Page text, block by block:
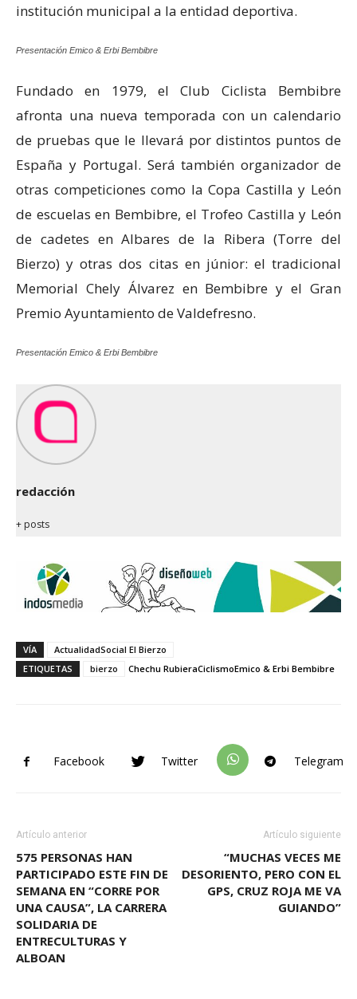
institución municipal a la entidad deportiva.
Presentación Emico & Erbi Bembibre
Fundado en 1979, el Club Ciclista Bembibre
afronta una nueva temporada con un calendario
de pruebas que le llevará por distintos puntos de
España y Portugal. Será también organizador de
otras competiciones como la Copa Castilla y León
de escuelas en Bembibre, el Trofeo Castilla y León
de cadetes en Albares de la Ribera (Torre del
Bierzo) y otras dos citas en júnior: el tradicional
Memorial Chely Álvarez en Bembibre y el Gran
Premio Ayuntamiento de Valdefresno.
Presentación Emico & Erbi Bembibre
redacción
+ posts
VÍA
ActualidadSocial El Bierzo
ETIQUETAS
bierzo Chechu RubieraCiclismoEmico & Erbi Bembibre
Facebook Twitter Telegram
Artículo anterior
575 PERSONAS HAN
PARTICIPADO ESTE FIN DE
SEMANA EN “CORRE POR
UNA CAUSA”, LA CARRERA
SOLIDARIA DE
ENTRECULTURAS Y
ALBOAN
Artículo siguiente
“MUCHAS VECES ME
DESORIENTO, PERO CON EL
GPS, CRUZ ROJA ME VA
GUIANDO”